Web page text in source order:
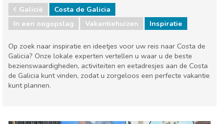
Galicië
Costa de Galicia
In een oogopslag
Vakantiehuizen Inspiratie
Op zoek naar inspiratie en ideetjes voor uw reis naar Costa de
Galicia? Onze lokale experten vertellen u waar u de beste
bezienswaardigheden, activiteiten en eetadresjes aan de Costa
de Galicia kunt vinden, zodat u zorgeloos een perfecte vakantie
kunt plannen.